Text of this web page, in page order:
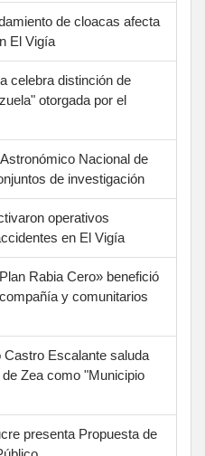
de cloacas afecta
El Vigía
celebra distinción de
otorgada por el
Nacional de
de investigación
operativos
en El Vigía
Rabia Cero» benefició
y comunitarios
Escalante saluda
Zea como "Municipio
presenta Propuesta de